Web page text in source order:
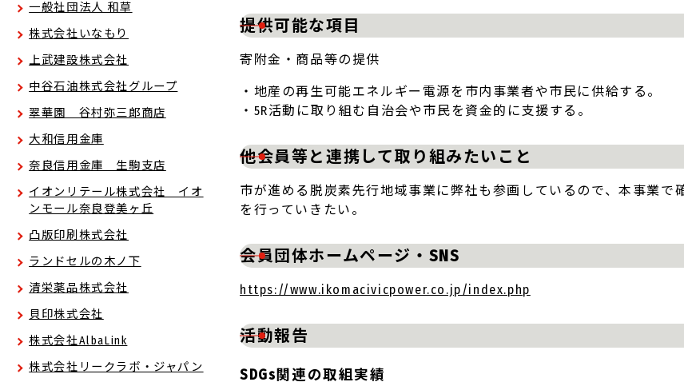
提供可能な項目
寄附金・商品等の提供
・地産の再生可能エネルギー電源を市内事業者や市民に供給する。
・5R活動に取り組む自治会や市民を資金的に支援する。
他会員等と連携して取り組みたいこと
市が進める脱炭素先行地域事業に弊社も参画しているので、本事業
を行っていきたい。
会員団体ホームページ・SNS
https://www.ikomacivicpower.co.jp/index.php
活動報告
SDGs関連の取組実績
一般社団法人 和草
株式会社いなもり
上武建設株式会社
中谷石油株式会社グループ
翠華園 谷村弥三郎商店
大和信用金庫
奈良信用金庫 生駒支店
イオンリテール株式会社 イオ
ンモール奈良登美ヶ丘
凸版印刷株式会社
ランドセルの木ノ下
清栄薬品株式会社
貝印株式会社
株式会社AlbaLink
株式会社リークラボ・ジャパン